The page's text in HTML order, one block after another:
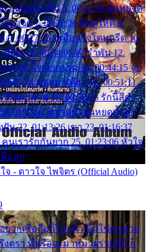
บุญเหลือเกิน 5. 00:13:58 ฝนหยาด
จยาจก 7. 00:20:30 คิดดูให้ดี 8.
9. 00:27:35 เหมือนใจโดนกรีด 10.
ปียว 11. 00:34:05 คำรำพัน 12.
ใจเจ้ากรรม 14. 00:44:15 จูบ
ขอสูมาเต๊อะ 16. 00:51:11
คืนทรมาน 18. 00:58:25 รักนี้สีดำ
01:05:42 หยาดน้ำฝนหยดน้ำตา
น 22. 01:13:26 เขา 23. 01:16:37
นเรารักกันยาก 25. 01:23:06 หัวใจ
พื่อลูก
จ - ดาวใจ ไพจิตร (Official Audio)
ยากเชื่อถือก็ไม่กล้า ติ๋มใช่คนสวย
งตรา พี่หรือจะมาหมายร่วมชีวี ก็